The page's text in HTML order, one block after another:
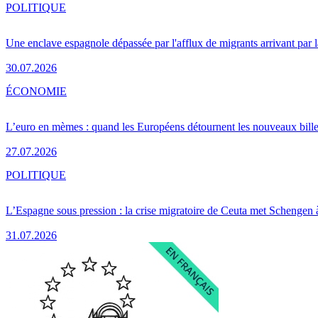
Une enclave espagnole dépassée par l'afflux de migrants arrivant par
30.07.2026
POLITIQUE
L’euro en mèmes : quand les Européens détournent les nouveaux
27.07.2026
ÉCONOMIE
L’Espagne sous pression : la crise migratoire de Ceuta met Schengen
31.07.2026
POLITIQUE